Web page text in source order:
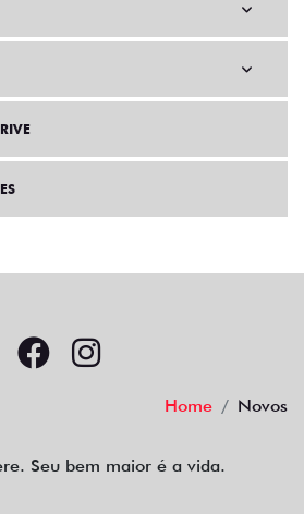
Home Novos
Seu bem maior é a vida.